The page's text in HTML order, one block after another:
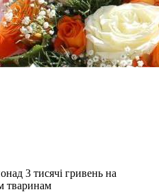
3 тисячі гривень на
тваринам